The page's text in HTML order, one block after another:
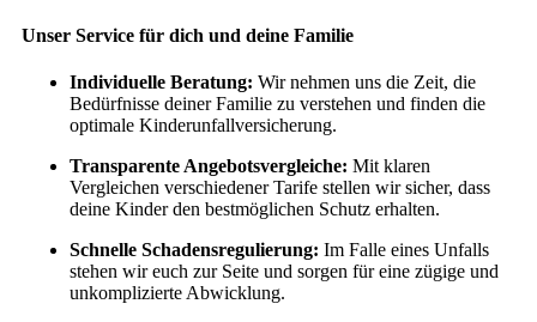
Unser Service für dich und deine Familie
Individuelle Beratung: Wir nehmen uns die Zeit, die
Bedürfnisse deiner Familie zu verstehen und finden die
optimale Kinderunfallversicherung.
Transparente Angebotsvergleiche: Mit klaren
Vergleichen verschiedener Tarife stellen wir sicher, dass
deine Kinder den bestmöglichen Schutz erhalten.
Schnelle Schadensregulierung: Im Falle eines Unfalls
stehen wir euch zur Seite und sorgen für eine zügige und
unkomplizierte Abwicklung.